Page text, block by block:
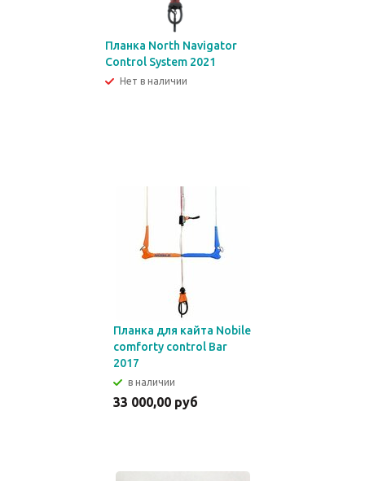
Планка North Navigator
Control System 2021
Нет в наличии
Планка для кайта Nobile
comforty control Bar
2017
в наличии
33 000,00 руб